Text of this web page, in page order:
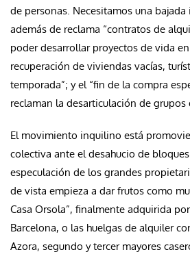
de personas. Necesitamos una
además de reclama “contratos de
poder desarrollar proyectos de vida
recuperación de viviendas vacías,
temporada”; y el “fin de la compra
reclaman la desarticulación de grupos
El movimiento inquilino está
colectiva ante el desahucio de
especulación de los grandes
de vista empieza a dar frutos como
Casa Orsola”, finalmente adquirida
Barcelona, o las huelgas de alquiler
Azora, segundo y tercer mayores